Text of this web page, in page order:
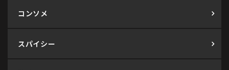
コンソメ
スパイシー